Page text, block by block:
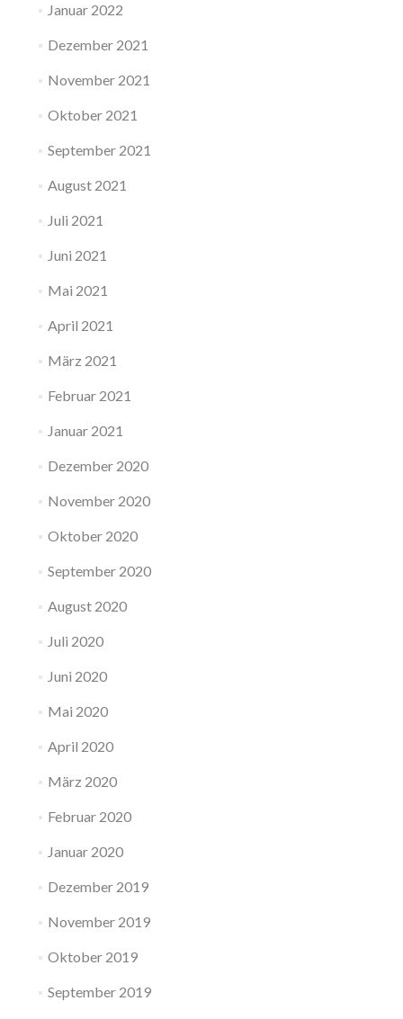
Januar 2022
Dezember 2021
November 2021
Oktober 2021
September 2021
August 2021
Juli 2021
Juni 2021
Mai 2021
April 2021
März 2021
Februar 2021
Januar 2021
Dezember 2020
November 2020
Oktober 2020
September 2020
August 2020
Juli 2020
Juni 2020
Mai 2020
April 2020
März 2020
Februar 2020
Januar 2020
Dezember 2019
November 2019
Oktober 2019
September 2019